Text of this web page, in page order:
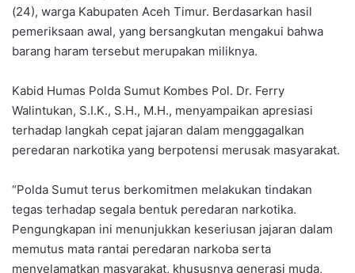
(24), warga Kabupaten Aceh Timur. Berdasarkan hasil
pemeriksaan awal, yang bersangkutan mengakui bahwa
barang haram tersebut merupakan miliknya.
Kabid Humas Polda Sumut Kombes Pol. Dr. Ferry
Walintukan, S.I.K., S.H., M.H., menyampaikan apresiasi
terhadap langkah cepat jajaran dalam menggagalkan
peredaran narkotika yang berpotensi merusak masyarakat.
“Polda Sumut terus berkomitmen melakukan tindakan
tegas terhadap segala bentuk peredaran narkotika.
Pengungkapan ini menunjukkan keseriusan jajaran dalam
memutus mata rantai peredaran narkoba serta
menyelamatkan masyarakat, khususnya generasi muda,